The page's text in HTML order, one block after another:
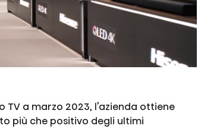
a marzo 2023, l’azienda ottiene
più che positivo degli ultimi